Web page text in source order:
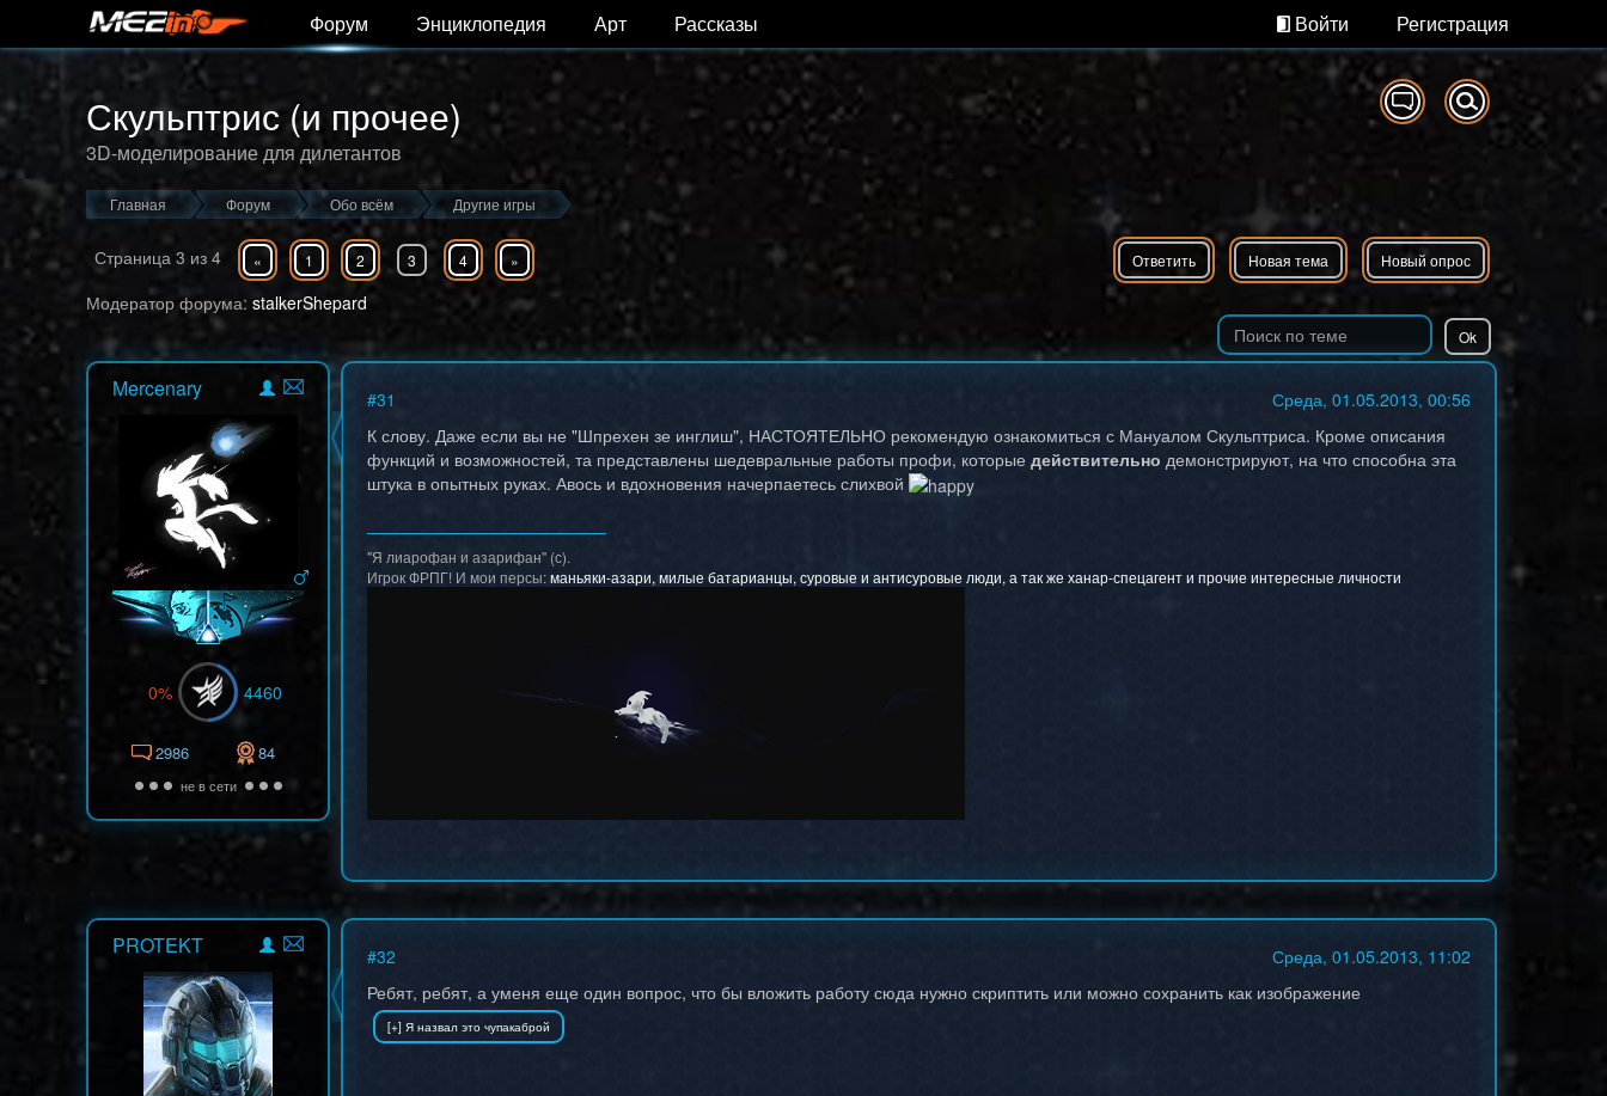
Форум Энциклопедия Арт Рассказы Войти Регистрация
Скульптрис (и прочее)
3D-моделирование для дилетантов
Главная Форум Обо всём Другие игры
Страница 3 из 4 « 1 2 3 4 » Ответить Новая тема Новый опрос
Модератор форума: stalkerShepard
Mercenary
0% 4460
2986 84
не в сети
#31
Среда, 01.05.2013, 00:56
К слову. Даже если вы не "Шпрехен зе инглиш", НАСТОЯТЕЛЬНО рекомендую ознакомиться с Мануалом Скульптриса. Кроме описания
функций и возможностей, та представлены шедевральные работы профи, которые действительно демонстрируют, на что способна эта
штука в опытных руках. Авось и вдохновения начерпаетесь слихвой
"Я лиарофан и азарифан" (с).
Игрок ФРПГ! И мои персы:маньяки-азари, милые батарианцы, суровые и антисуровые люди, а так же ханар-спецагент и прочие интересные личности
PROTEKT #32
Среда, 01.05.2013, 11:02
Ребят, ребят, а уменя еще один вопрос, что бы вложить работу сюда нужно скриптить или можно сохранить как изображение